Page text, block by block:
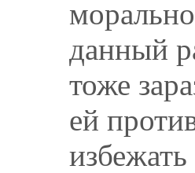
данный
тоже
ей